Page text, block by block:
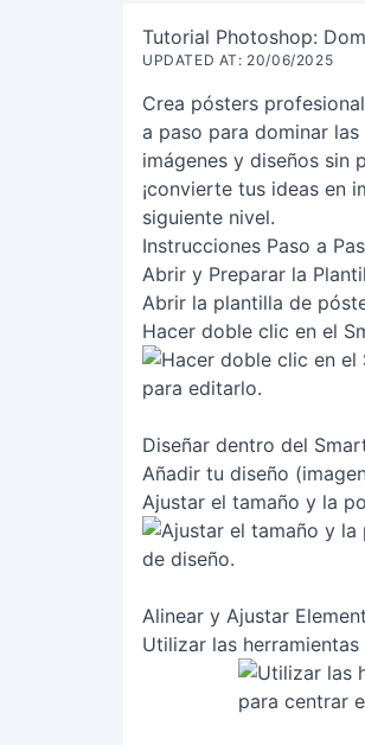
Tutorial Photoshop:
UPDATED AT: 20/06/2025
Crea pósters
a paso para dominar
imágenes y diseños sin
¡convierte tus ideas en
siguiente nivel.
Instrucciones Paso a
Abrir y Preparar la
Abrir la plantilla de
Hacer doble clic en el
Diseñar dentro del
Añadir tu diseño
Ajustar el tamaño y la
Alinear y Ajustar
Utilizar las